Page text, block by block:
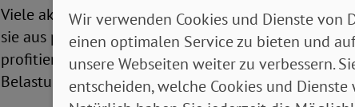
Viele aktuelle Umweltschutzmaßnahmen sind
sie aus politischen Kompromissen, die nicht zu Ende
profitieren häufig Bessergestellte, während sozial
Belastungen erfahren.
Wir verwenden Cookies und Dienste von
einen optimalen Service zu bieten und
unsere Webseiten weiter zu verbessern.
entscheiden, welche Cookies und